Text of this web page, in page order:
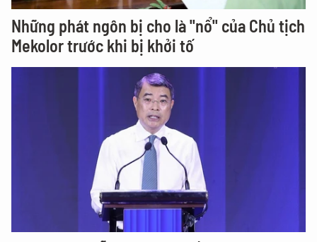
Những phát ngôn bị cho là "nổ" của Chủ tịch
Mekolor trước khi bị khởi tố